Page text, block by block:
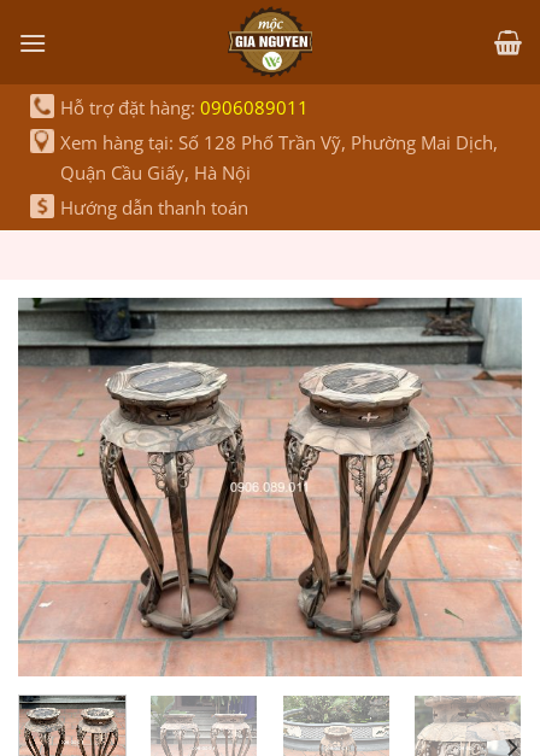
qua
dung
Hỗ trợ đặt hàng: 0906089011
Xem hàng tại: Số 128 Phố Trần Vỹ, Phường Mai Dịch,
Quận Cầu Giấy, Hà Nội
Hướng dẫn thanh toán